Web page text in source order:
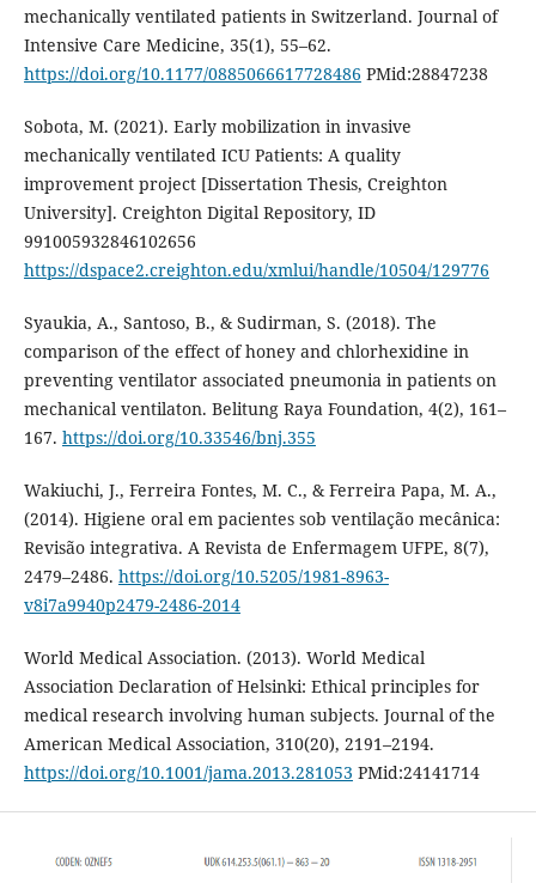
mechanically ventilated patients in Switzerland. Journal of
Intensive Care Medicine, 35(1), 55–62.
https://doi.org/10.1177/0885066617728486 PMid:28847238
Sobota, M. (2021). Early mobilization in invasive
mechanically ventilated ICU Patients: A quality
improvement project [Dissertation Thesis, Creighton
University]. Creighton Digital Repository, ID
991005932846102656
https://dspace2.creighton.edu/xmlui/handle/10504/129776
Syaukia, A., Santoso, B., & Sudirman, S. (2018). The
comparison of the effect of honey and chlorhexidine in
preventing ventilator associated pneumonia in patients on
mechanical ventilaton. Belitung Raya Foundation, 4(2), 161–
167. https://doi.org/10.33546/bnj.355
Wakiuchi, J., Ferreira Fontes, M. C., & Ferreira Papa, M. A.,
(2014). Higiene oral em pacientes sob ventilação mecânica:
Revisão integrativa. A Revista de Enfermagem UFPE, 8(7),
2479–2486. https://doi.org/10.5205/1981-8963-
v8i7a9940p2479-2486-2014
World Medical Association. (2013). World Medical
Association Declaration of Helsinki: Ethical principles for
medical research involving human subjects. Journal of the
American Medical Association, 310(20), 2191–2194.
https://doi.org/10.1001/jama.2013.281053 PMid:24141714